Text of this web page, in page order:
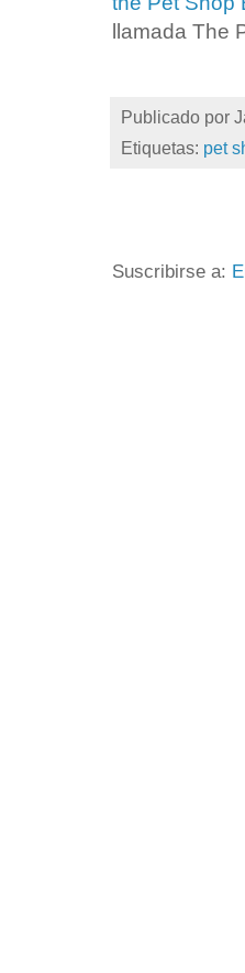
llamada The
Publicado por
Etiquetas: pet
Suscribirse a: